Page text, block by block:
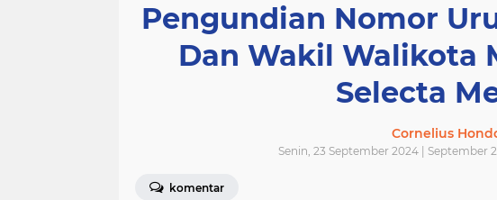
Pengundian Nomor
Dan Wakil Walikota
Selecta
Cornelius
Senin, 23 September 2024 | September
komentar